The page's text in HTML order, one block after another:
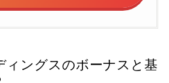
ィングスのボーナスと基